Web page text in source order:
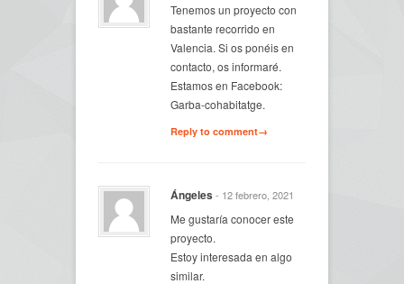
Tenemos un proyecto con
bastante recorrido en
Valencia. Si os ponéis en
contacto, os informaré.
Estamos en Facebook:
Garba-cohabitatge.
Reply to comment→
Ángeles - 12 febrero, 2021
Me gustaría conocer este
proyecto.
Estoy interesada en algo
similar.